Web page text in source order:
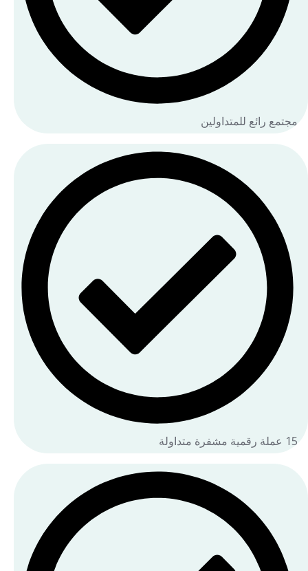
مجتمع رائع للمتداولين
15 عملة رقمية مشفرة متداولة